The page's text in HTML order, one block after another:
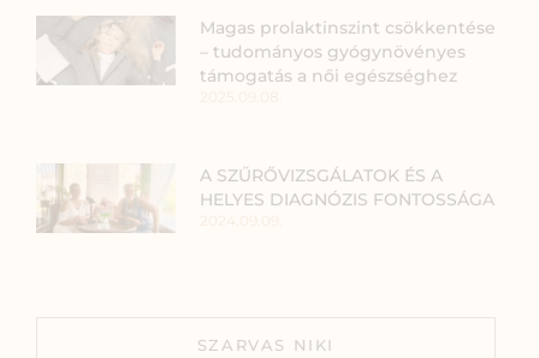
Magas prolaktinszint csökkentése
– tudományos gyógynövényes
támogatás a női egészséghez
A SZŰRŐVIZSGÁLATOK ÉS A
HELYES DIAGNÓZIS FONTOSSÁGA
SZARVAS NIKI